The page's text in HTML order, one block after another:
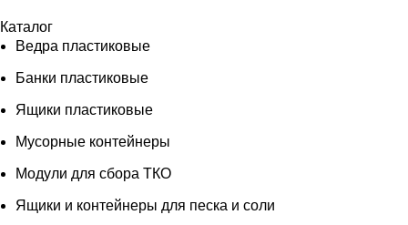
Каталог
Ведра пластиковые
Банки пластиковые
Ящики пластиковые
Мусорные контейнеры
Модули для сбора ТКО
Ящики и контейнеры для песка и соли